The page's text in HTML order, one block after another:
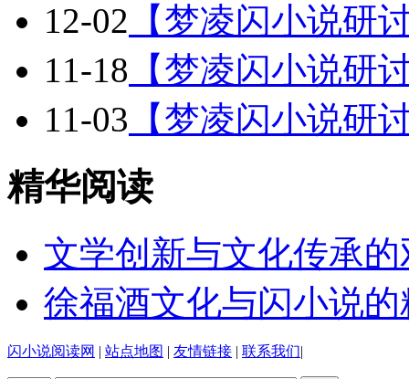
12-02 【梦凌闪小说研
11-18 【梦凌闪小说研
11-03 【梦凌闪小说研
精华阅读
文学创新与文化传承
徐福酒文化与闪小说
闪小说阅读网 | 站点地图 | 友情链接 | 联系我们|